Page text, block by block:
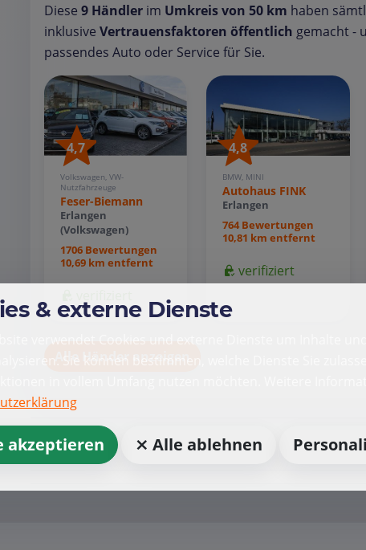
Diese 9 Händler im Umkreis von 50 km haben
inklusive Vertrauensfaktoren öffentlich gemacht -
passendes Auto oder Service für Sie.
4,7
Volkswagen, VW-
Nutzfahrzeuge
Feser-Biemann
Erlangen
(Volkswagen)
1706 Bewertungen
10,69 km entfernt
4,8
BMW, MINI
Autohaus FINK
Erlangen
764 Bewertungen
10,81 km entfernt
verifiziert
Alle Händer anzeigen
& externe Dienste
verwendet Cookies und externe Dienste um Inhalte
Sie können bestimmen, welche Dienste Sie
akzeptieren ⨯ Alle ablehnen